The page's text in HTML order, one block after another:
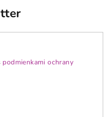
podmienkami ochrany